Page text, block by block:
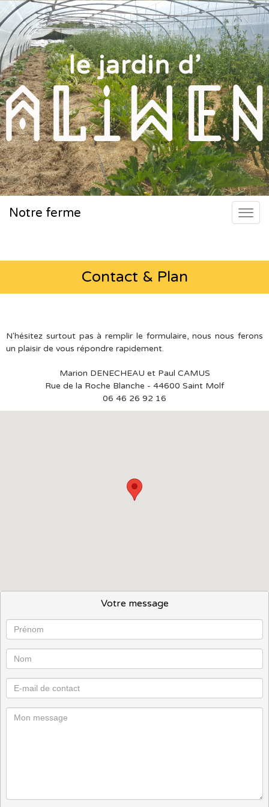
Notre ferme
Contact & Plan
N'hésitez surtout pas à remplir le formulaire, nous nous ferons
un plaisir de vous répondre rapidement.
Marion DENECHEAU et Paul CAMUS
Rue de la Roche Blanche - 44600 Saint Molf
06 46 26 92 16
Votre message